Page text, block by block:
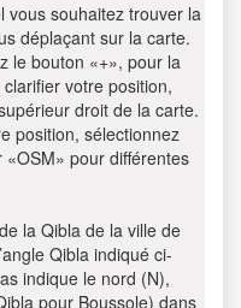
vous souhaitez trouver la
déplaçant sur la carte.
le bouton «+», pour la
votre position,
droit de la carte.
position, sélectionnez
pour différentes
la Qibla de la ville de
Qibla indiqué ci-
indique le nord (N),
pour Boussole) dans